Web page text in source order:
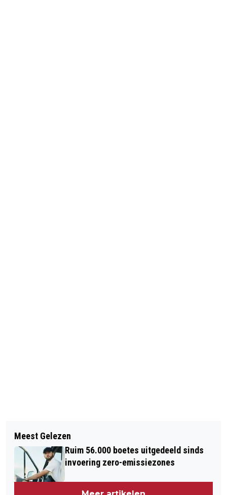
SCHIPHOL KRIJGT TIJDELIJK EXTRA
VERTREKHAL
KINDEREN VESTIGEN WERELDRECORD
PROGRAMMEREN
Meest Gelezen
Ruim 56.000 boetes uitgedeeld sinds
invoering zero-emissiezones